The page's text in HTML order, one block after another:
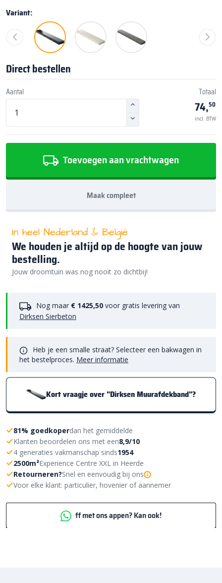
Variant:
Direct bestellen
Aantal Totaal
74,50
incl. BTW
Toevoegen aan vrachtwagen
Maak compleet
In heel Nederland & België
We houden je altijd op de hoogte van jouw
bestelling.
Jouw droomtuin was nog nooit zo dichtbij!
Nog maar € 1425,50 voor gratis levering van
Dirksen Sierbeton
Heb je een smalle straat? Selecteer een bakwagen in
het bestelproces. Meer informatie
Kort vraagje over "Dirksen Muurafdekband"?
81% goedkoperdan het gemiddelde
Klanten beoordelen ons met een8,9/10
4 generaties vakmanschap sinds1954
2500m²Experience Centre XXL in Heerde
Retourneren?Snel en eenvoudig bij ons
Voor elke klant: particulier, hovenier of aannemer
ff met ons appen? Kan ook!